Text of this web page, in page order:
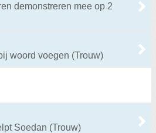
demonstreren mee op 2
woord voegen (Trouw)
Soedan (Trouw)